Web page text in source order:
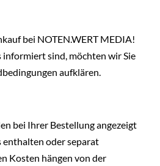
bei NOTEN.WERT MEDIA!
informiert sind, möchten wir Sie
aufklären.
bei Ihrer Bestellung angezeigt
enthalten oder separat
Kosten hängen von der